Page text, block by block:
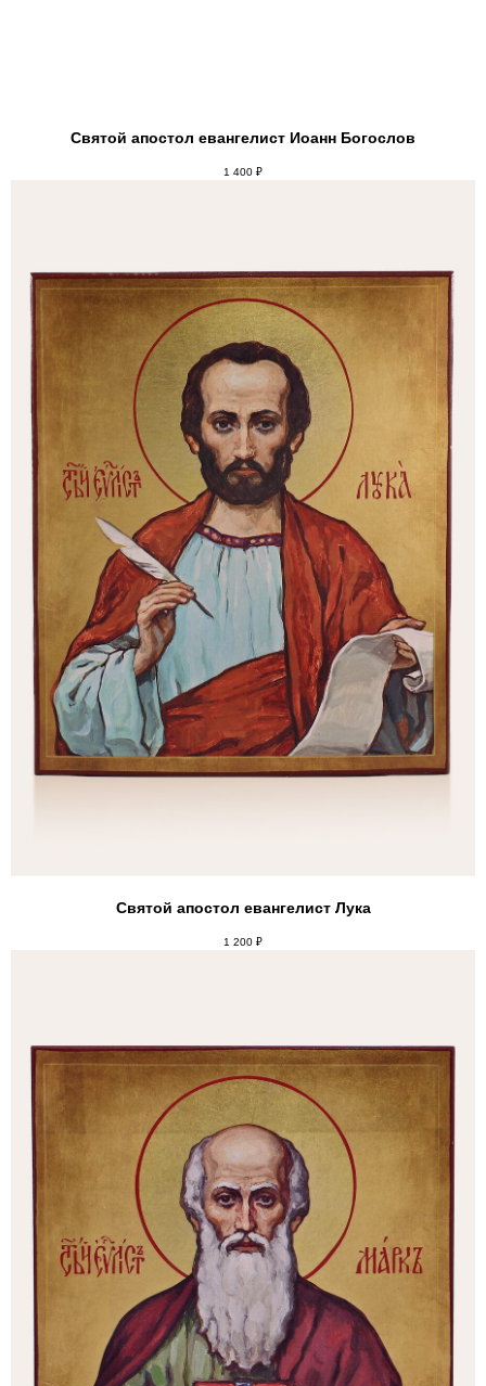
Святой апостол евангелист Иоанн Богослов
1 400 ₽
Святой апостол евангелист Лука
1 200 ₽